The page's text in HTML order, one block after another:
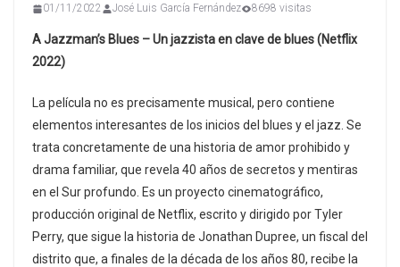
01/11/2022 José Luis García Fernández 8698 visitas
A Jazzman’s Blues – Un jazzista en clave de blues (Netflix
2022)
La película no es precisamente musical, pero contiene
elementos interesantes de los inicios del blues y el jazz. Se
trata concretamente de una historia de amor prohibido y
drama familiar, que revela 40 años de secretos y mentiras
en el Sur profundo. Es un proyecto cinematográfico,
producción original de Netflix, escrito y dirigido por Tyler
Perry, que sigue la historia de Jonathan Dupree, un fiscal del
distrito que, a finales de la década de los años 80, recibe la